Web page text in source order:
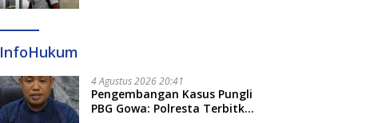
InfoHukum
4 Agustus 2026 20:41
Pengembangan Kasus Pungli
PBG Gowa: Polresta Terbitkan